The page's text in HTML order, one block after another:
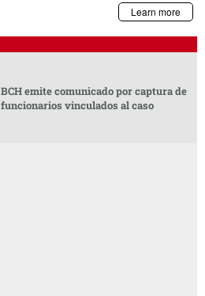
BCH emite comunicado por captura de
funcionarios vinculados al caso